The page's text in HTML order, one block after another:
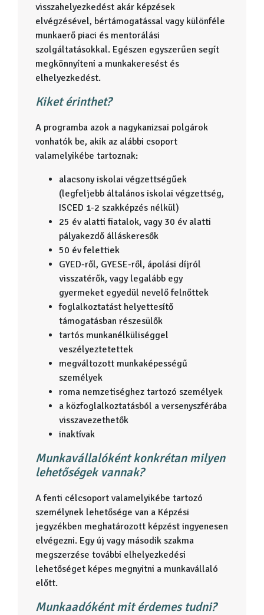
visszahelyezkedést akár képzések
elvégzésével, bértámogatással vagy különféle
munkaerő piaci és mentorálási
szolgáltatásokkal. Egészen egyszerűen segít
megkönnyíteni a munkakeresést és
elhelyezkedést.
Kiket érinthet?
A programba azok a nagykanizsai polgárok
vonhatók be, akik az alábbi csoport
valamelyikébe tartoznak:
alacsony iskolai végzettségűek
(legfeljebb általános iskolai végzettség,
ISCED 1-2 szakképzés nélkül)
25 év alatti fiatalok, vagy 30 év alatti
pályakezdő álláskeresők
50 év felettiek
GYED-ről, GYESE-ről, ápolási díjról
visszatérők, vagy legalább egy
gyermeket egyedül nevelő felnőttek
foglalkoztatást helyettesítő
támogatásban részesülők
tartós munkanélküliséggel
veszélyeztetettek
megváltozott munkaképességű
személyek
roma nemzetiséghez tartozó személyek
a közfoglalkoztatásból a versenyszférába
visszavezethetők
inaktívak
Munkavállalóként konkrétan milyen
lehetőségek vannak?
A fenti célcsoport valamelyikébe tartozó
személynek lehetősége van a Képzési
jegyzékben meghatározott képzést ingyenesen
elvégezni. Egy új vagy második szakma
megszerzése további elhelyezkedési
lehetőséget képes megnyitni a munkavállaló
előtt.
Munkaadóként mit érdemes tudni?